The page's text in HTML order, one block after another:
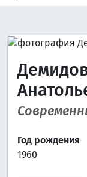
Год рождения
1960